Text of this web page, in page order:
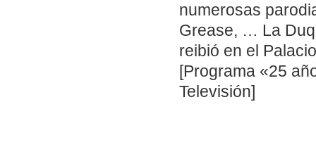
numerosas
Grease, … La
reibió en el
[Programa «25
Televisión]